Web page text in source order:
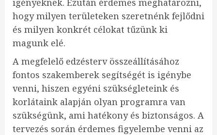
igényeknek. Ezután érdemes meghatározni,
hogy milyen területeken szeretnénk fejlődni
és milyen konkrét célokat tűzünk ki
magunk elé.
A megfelelő edzésterv összeállításához
fontos szakemberek segítségét is igénybe
venni, hiszen egyéni szükségleteink és
korlátaink alapján olyan programra van
szükségünk, ami hatékony és biztonságos. A
tervezés során érdemes figyelembe venni az